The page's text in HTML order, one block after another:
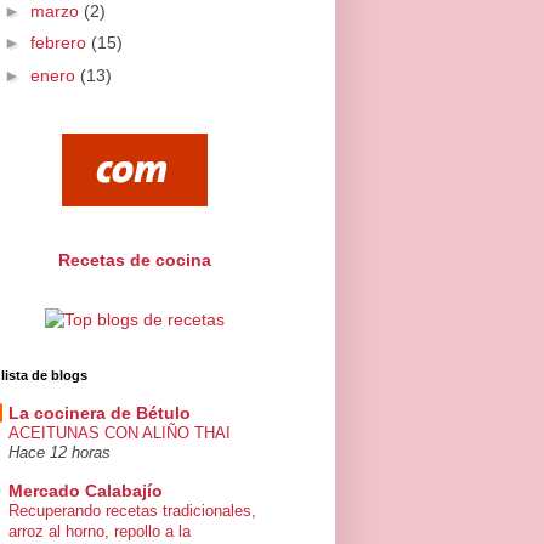
► marzo (2)
► febrero (15)
► enero (13)
Recetas de cocina
lista de blogs
La cocinera de Bétulo
ACEITUNAS CON ALIÑO THAI
Hace 12 horas
Mercado Calabajío
Recuperando recetas tradicionales,
arroz al horno, repollo a la